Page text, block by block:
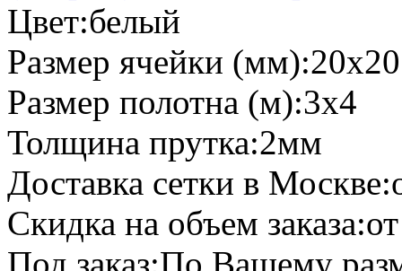
Цвет:белый
Размер ячейки (мм):20х20
Размер полотна (м):3х4
Толщина прутка:2мм
Доставка сетки в Москве:
Скидка на объем заказа:
Под заказ:По Вашему